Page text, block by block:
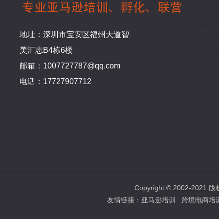
地址：深圳市宝安区福州大道智
美汇志B4栋6楼
邮箱：1007727787@qq.com
电话：17727907712
Copyright © 2002-2021 版
友情链接： 亚马逊培训 跨境电商培